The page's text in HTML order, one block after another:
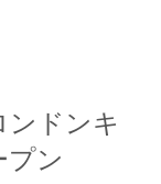
ンドンキ
ン